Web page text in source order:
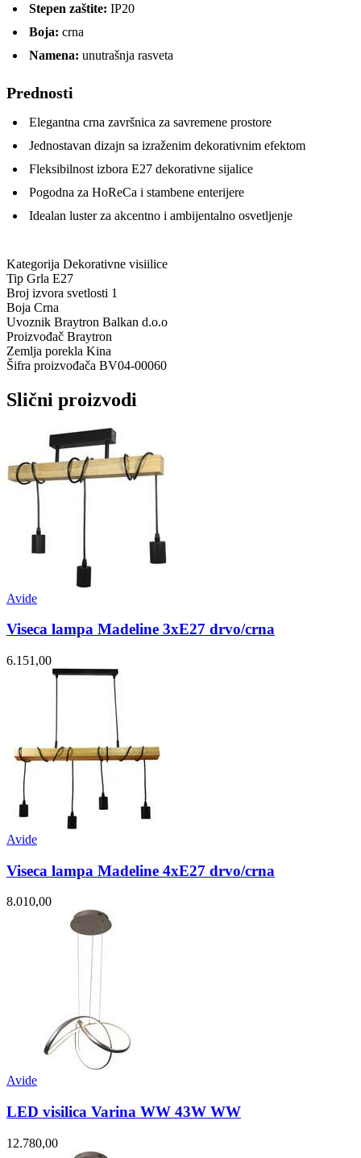
Stepen zaštite: IP20
Boja: crna
Namena: unutrašnja rasveta
Prednosti
Elegantna crna završnica za savremene prostore
Jednostavan dizajn sa izraženim dekorativnim efektom
Fleksibilnost izbora E27 dekorativne sijalice
Pogodna za HoReCa i stambene enterijere
Idealan luster za akcentno i ambijentalno osvetljenje
Kategorija Dekorativne visiilice
Tip Grla E27
Broj izvora svetlosti 1
Boja Crna
Uvoznik Braytron Balkan d.o.o
Proizvođač Braytron
Zemlja porekla Kina
Šifra proizvođača BV04-00060
Slični proizvodi
Avide
Viseca lampa Madeline 3xE27 drvo/crna
6.151,00
Avide
Viseca lampa Madeline 4xE27 drvo/crna
8.010,00
Avide
LED visilica Varina WW 43W WW
12.780,00